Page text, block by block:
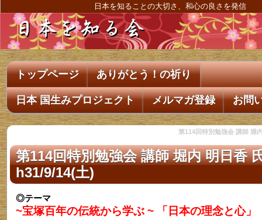
日本を知ることの大切さ、和心の良さを発信
トップページ ありがとう！の祈り
日本 国生みプロジェクト メルマガ登録 お問
第114回特別勉強会 講師 堀
第114回特別勉強会 講師 堀内 明日香
h31/9/14(土)
◎テーマ
~宝塚百年の伝統から学ぶ ~ 「日本の理念と心」